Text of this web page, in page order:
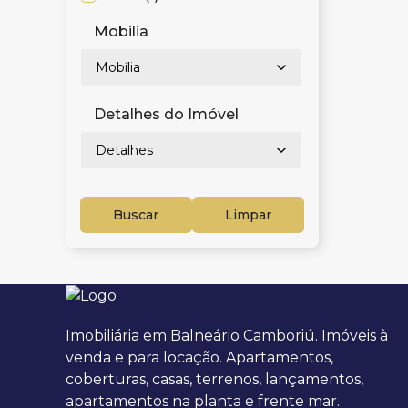
Vila Operária (3)
Meia Praia (3)
Mobilia
Mobília
Detalhes do Imóvel
Detalhes
Buscar Limpar
Imobiliária em Balneário Camboriú. Imóveis à
venda e para locação. Apartamentos,
coberturas, casas, terrenos, lançamentos,
apartamentos na planta e frente mar.